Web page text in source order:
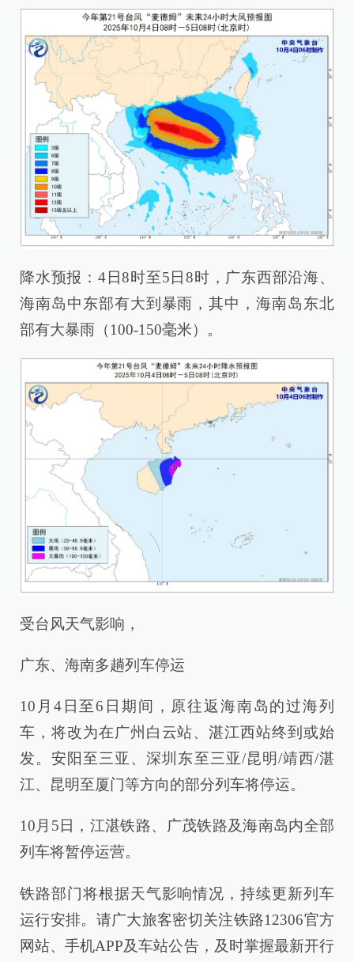
降水预报：4日8时至5日8时，广东西部沿海、
海南岛中东部有大到暴雨，其中，海南岛东北
部有大暴雨（100-150毫米）。
受台风天气影响，
广东、海南多趟列车停运
10月4日至6日期间，原往返海南岛的过海列
车，将改为在广州白云站、湛江西站终到或始
发。安阳至三亚、深圳东至三亚/昆明/靖西/湛
江、昆明至厦门等方向的部分列车将停运。
10月5日，江湛铁路、广茂铁路及海南岛内全部
列车将暂停运营。
铁路部门将根据天气影响情况，持续更新列车
运行安排。请广大旅客密切关注铁路12306官方
网站、手机APP及车站公告，及时掌握最新开行